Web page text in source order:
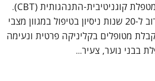
סוציאלית קלינית ומטפלת קוגניטיבית-התנהגותית (CBT).
אני מביאה איתי קרוב ל-20 שנות ניסיון בטיפול במגוון מצבי
מטופלים בקליניקה פרטית ונעימה
בבני נוער, צעיר...